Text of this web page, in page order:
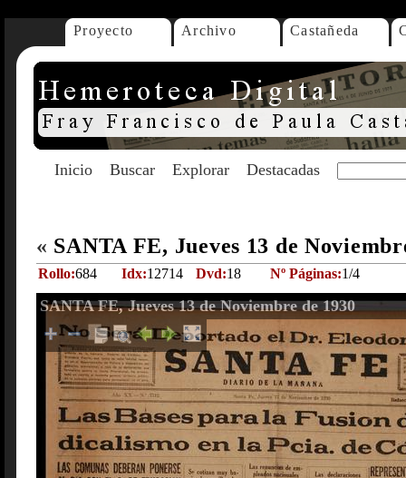
Proyecto Archivo Castañeda
Inicio Buscar Explorar Destacadas
« SANTA FE, Jueves 13 de
Rollo:684 Idx:12714 Dvd:18 Nº Páginas:1/4
SANTA FE, Jueves 13 de Noviembre de 1930